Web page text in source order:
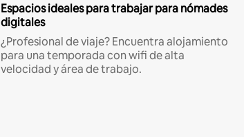
Espacios ideales para trabajar para nómades
digitales
¿Profesional de viaje? Encuentra alojamiento
para una temporada con wifi de alta
velocidad y área de trabajo.